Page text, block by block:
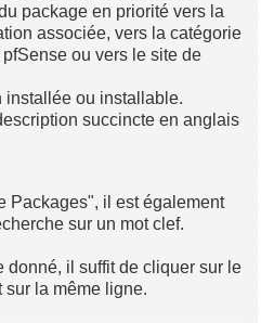
package en priorité vers la
associée, vers la catégorie
ou vers le site de
installée ou installable.
succincte en anglais
Packages", il est également
sur un mot clef.
donné, il suffit de cliquer sur le
sur la même ligne.